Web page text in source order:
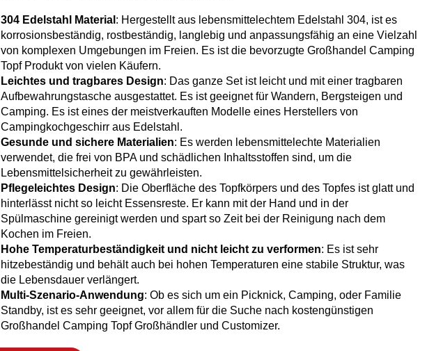
304 Edelstahl Material : Hergestellt aus lebensmittelechtem Edelstahl 304, ist es
korrosionsbeständig, rostbeständig, langlebig und anpassungsfähig an eine Vielzahl
von komplexen Umgebungen im Freien. Es ist die bevorzugte Großhandel Camping
Topf Produkt von vielen Käufern.
Leichtes und tragbares Design: Das ganze Set ist leicht und mit einer tragbaren
Aufbewahrungstasche ausgestattet. Es ist geeignet für Wandern, Bergsteigen und
Camping. Es ist eines der meistverkauften Modelle eines Herstellers von
Campingkochgeschirr aus Edelstahl.
Gesunde und sichere Materialien: Es werden lebensmittelechte Materialien
verwendet, die frei von BPA und schädlichen Inhaltsstoffen sind, um die
Lebensmittelsicherheit zu gewährleisten.
Pflegeleichtes Design: Die Oberfläche des Topfkörpers und des Topfes ist glatt und
hinterlässt nicht so leicht Essensreste. Er kann mit der Hand und in der
Spülmaschine gereinigt werden und spart so Zeit bei der Reinigung nach dem
Kochen im Freien.
Hohe Temperaturbeständigkeit und nicht leicht zu verformen: Es ist sehr
hitzebeständig und behält auch bei hohen Temperaturen eine stabile Struktur, was
die Lebensdauer verlängert.
Multi-Szenario-Anwendung: Ob es sich um ein Picknick, Camping, oder Familie
Standby, ist es sehr geeignet, vor allem für die Suche nach kostengünstigen
Großhandel Camping Topf Großhändler und Customizer.